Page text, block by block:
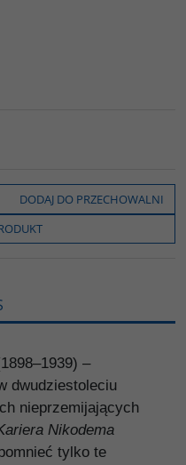
DODAJ DO PRZECHOWALNI
–
dwudziestoleciu
nieprzemijających
Nikodema
tylko te